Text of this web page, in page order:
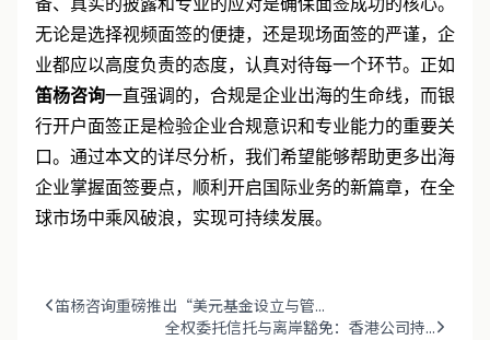
无论是选择视频面签的便捷，还是现场面签的严谨，企
业都应以高度负责的态度，认真对待每一个环节。正如
笛杨咨询一直强调的，合规是企业出海的生命线，而银
行开户面签正是检验企业合规意识和专业能力的重要关
口。通过本文的详尽分析，我们希望能够帮助更多出海
企业掌握面签要点，顺利开启国际业务的新篇章，在全
球市场中乘风破浪，实现可持续发展。
笛杨咨询重磅推出“美元基金设立与管...
全权委托信托与离岸豁免：香港公司持...